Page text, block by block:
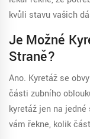
kvůli stavu vašich
Je Možné
Straně?
Ano. Kyretáž se
části zubního
kyretáž jen na
vám řekne, kolik